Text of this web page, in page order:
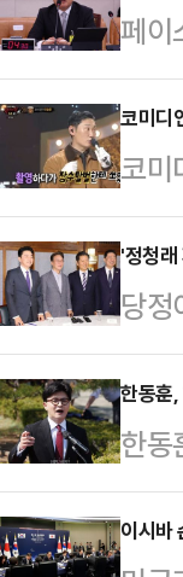
페이
열
없던
실수
제출
단한
북
는
코미디
코미
다
연한
승윤
일반
도중
점점
벌
'정청
당정
을
니다
글을
목조
변인
한동훈
한동
특별
내며
이시바